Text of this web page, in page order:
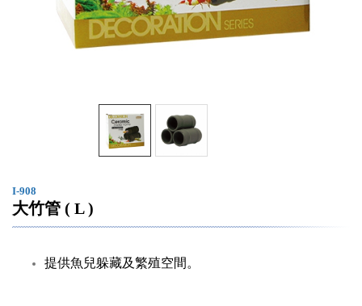
I-908
大竹管 ( L )
提供魚兒躲藏及繁殖空間。